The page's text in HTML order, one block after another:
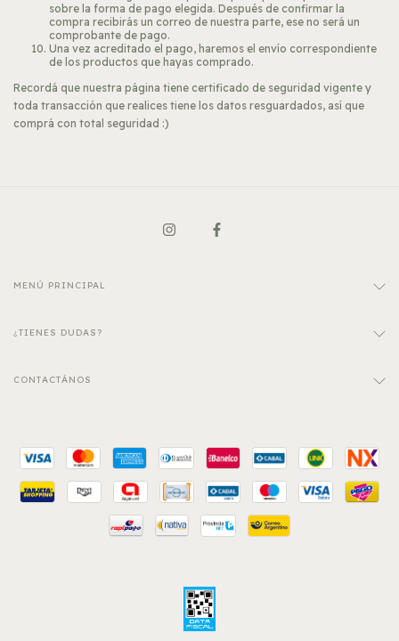
sobre la forma de pago elegida. Después de confirmar la
compra recibirás un correo de nuestra parte, ese no será un
comprobante de pago.
Una vez acreditado el pago, haremos el envío correspondiente
de los productos que hayas comprado.
Recordá que nuestra página tiene certificado de seguridad vigente y
toda transacción que realices tiene los datos resguardados, así que
comprá con total seguridad :)
MENÚ PRINCIPAL
¿TIENES DUDAS?
CONTACTÁNOS